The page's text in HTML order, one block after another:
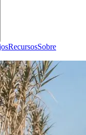
RecursosSobre